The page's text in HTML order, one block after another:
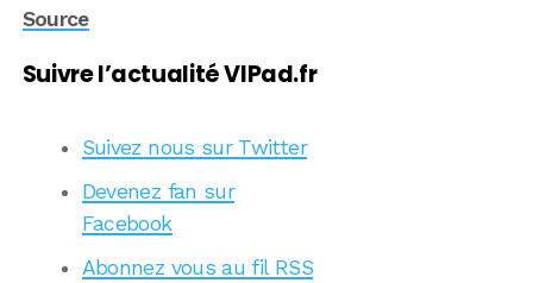
Source
Suivre l’actualité VIPad.fr
Suivez nous sur Twitter
Devenez fan sur
Facebook
Abonnez vous au fil RSS